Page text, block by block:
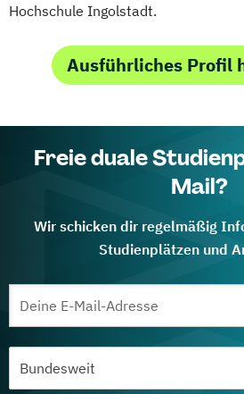
Hochschule Ingolstadt.
Ausführliches Profil
Freie duale
Mail?
Wir schicken dir regelmäßig
Studienplätzen und